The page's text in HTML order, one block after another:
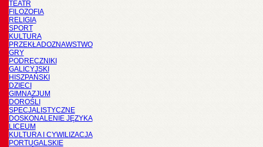
TEATR
FILOZOFIA
RELIGIA
SPORT
KULTURA
PRZEKŁADOZNAWSTWO
GRY
PODRĘCZNIKI
GALICYJSKI
HISZPAŃSKI
DZIECI
GIMNAZJUM
DOROŚLI
SPECJALISTYCZNE
DOSKONALENIE JĘZYKA
LICEUM
KULTURA I CYWILIZACJA
PORTUGALSKIE